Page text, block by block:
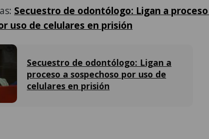
Secuestro de odontólogo: Ligan a
uso de celulares en prisión
Secuestro de odontólogo: Ligan a
proceso a sospechoso por uso de
celulares en prisión